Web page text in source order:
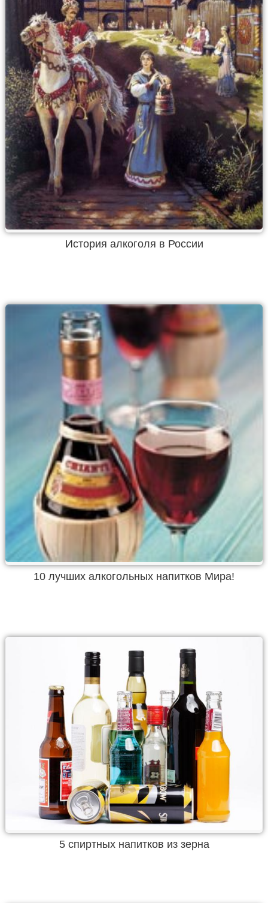
История алкоголя в России
10 лучших алкогольных напитков Мира!
5 спиртных напитков из зерна